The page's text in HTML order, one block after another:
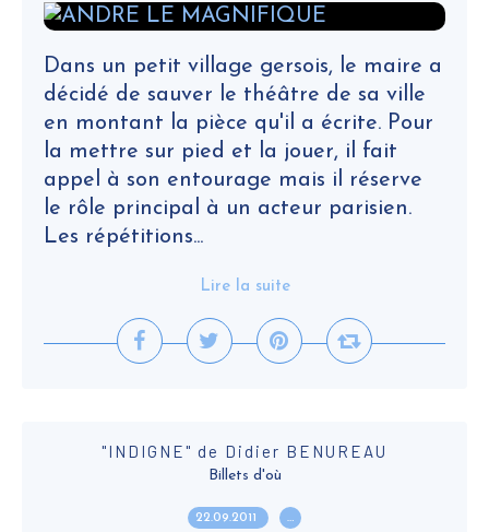
Dans un petit village gersois, le maire a
décidé de sauver le théâtre de sa ville
en montant la pièce qu'il a écrite. Pour
la mettre sur pied et la jouer, il fait
appel à son entourage mais il réserve
le rôle principal à un acteur parisien.
Les répétitions...
Lire la suite
"INDIGNE" de Didier BENUREAU
Billets d'où
22.09.2011 …